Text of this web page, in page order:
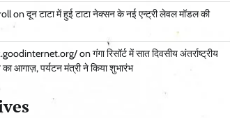
onदून टाटा में हुई टाटा नेक्सन के नई एन्ट्री लेवल मॉडल की
onगंगा रिसॉर्ट में सात दिवसीय अंतर्राष्ट्रीय
का आगाज़, पर्यटन मंत्री ने किया शुभारंभ